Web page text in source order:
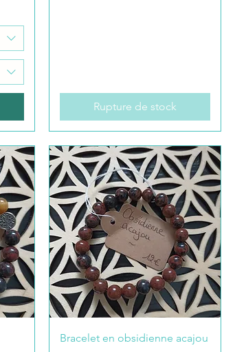
Rupture de stock
Bracelet en obsidienne acajou